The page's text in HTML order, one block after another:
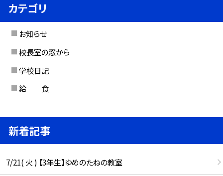
カテゴリ
お知らせ
校長室の窓から
学校日記
給 食
新着記事
7/21( 火 ) 【3年生】ゆめのたねの教室